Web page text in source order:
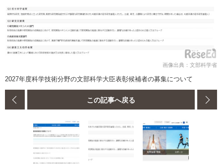
画像出典：文部科学省
2027年度科学技術分野の文部科学大臣表彰候補者の募集について
この記事へ戻る